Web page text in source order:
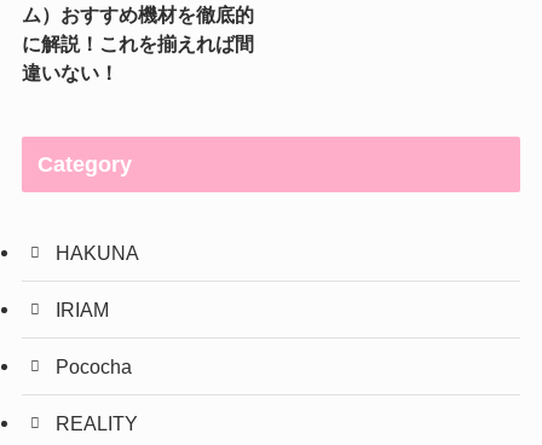
ム）おすすめ機材を徹底的
に解説！これを揃えれば間
違いない！
Category
HAKUNA
IRIAM
Pococha
REALITY